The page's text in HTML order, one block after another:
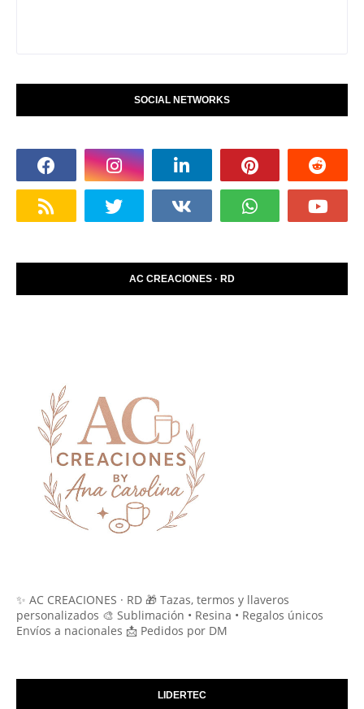
SOCIAL NETWORKS
AC CREACIONES · RD
✨ AC CREACIONES · RD 🎁 Tazas, termos y llaveros
personalizados 🎨 Sublimación • Resina • Regalos únicos
Envíos a nacionales 📩 Pedidos por DM
LIDERTEC